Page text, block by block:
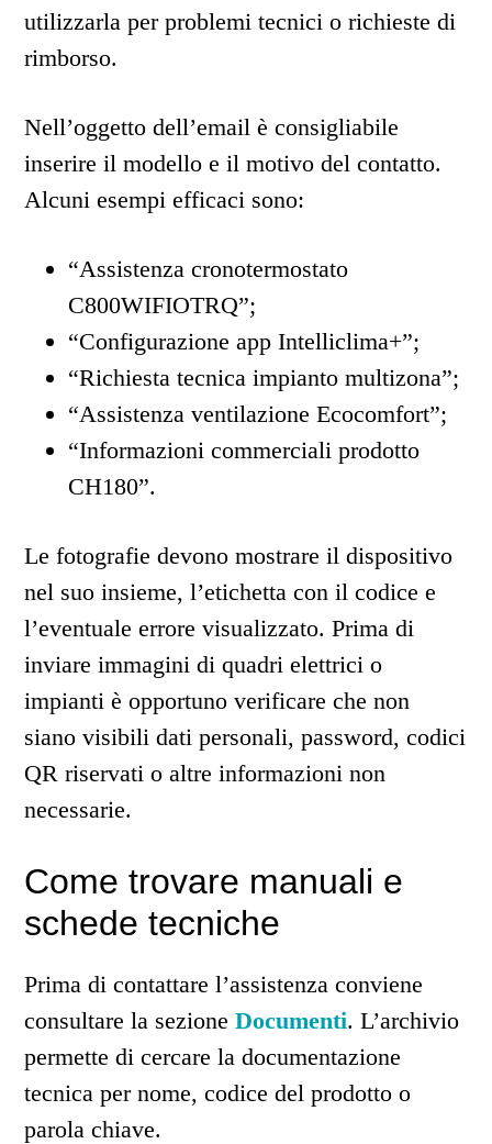
utilizzarla per problemi tecnici o richieste di
rimborso.
Nell’oggetto dell’email è consigliabile
inserire il modello e il motivo del contatto.
Alcuni esempi efficaci sono:
“Assistenza cronotermostato
C800WIFIOTRQ”;
“Configurazione app Intelliclima+”;
“Richiesta tecnica impianto multizona”;
“Assistenza ventilazione Ecocomfort”;
“Informazioni commerciali prodotto
CH180”.
Le fotografie devono mostrare il dispositivo
nel suo insieme, l’etichetta con il codice e
l’eventuale errore visualizzato. Prima di
inviare immagini di quadri elettrici o
impianti è opportuno verificare che non
siano visibili dati personali, password, codici
QR riservati o altre informazioni non
necessarie.
Come trovare manuali e
schede tecniche
Prima di contattare l’assistenza conviene
consultare la sezioneDocumenti. L’archivio
permette di cercare la documentazione
tecnica per nome, codice del prodotto o
parola chiave.